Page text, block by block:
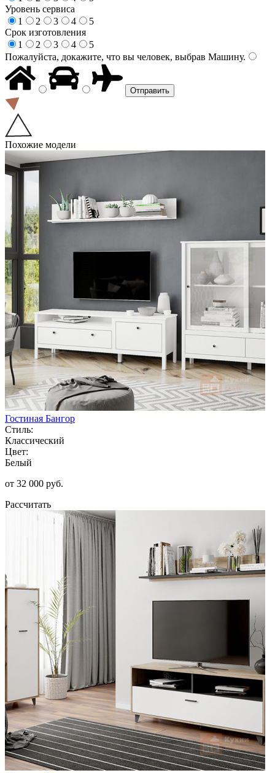
Уровень сервиса
1
2 3 4
5
Срок изготовления
1
2 3 4
5
Пожалуйста, докажите, что вы человек, выбрав Машину.
Похожие модели
Гостиная Бангор
Стиль:
Классический
Цвет:
Белый
от 32 000 руб.
Рассчитать